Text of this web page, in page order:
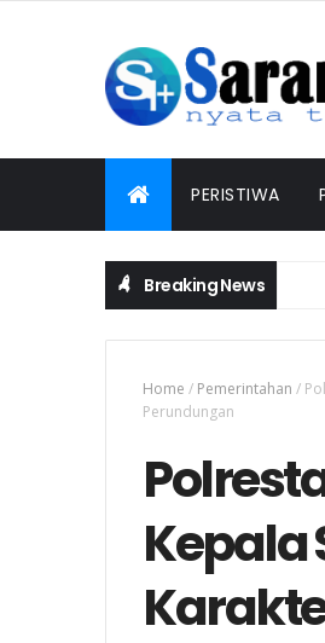
PERISTIWA
Breaking News
Home / Pemerintahan /
Perundungan
Kepala